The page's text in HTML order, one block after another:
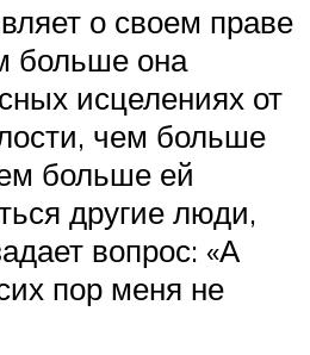
о своем праве
больше она
исцелениях от
чем больше
больше ей
другие люди,
вопрос: «А
пор меня не